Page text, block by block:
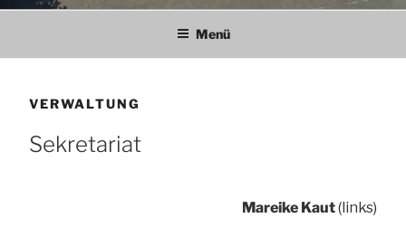
Menü
VERWALTUNG
Sekretariat
Mareike Kaut(links)